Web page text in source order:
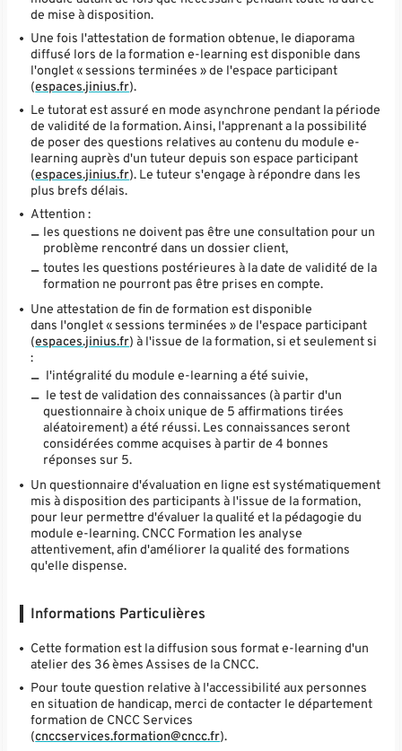
de mise à disposition.
Une fois l'attestation de formation obtenue, le diaporama
diffusé lors de la formation e-learning est disponible dans
l'onglet « sessions terminées » de l'espace participant
(espaces.jinius.fr).
Le tutorat est assuré en mode asynchrone pendant la période
de validité de la formation. Ainsi, l'apprenant a la possibilité
de poser des questions relatives au contenu du module e-
learning auprès d'un tuteur depuis son espace participant
(espaces.jinius.fr). Le tuteur s'engage à répondre dans les
plus brefs délais.
Attention :
les questions ne doivent pas être une consultation pour un
problème rencontré dans un dossier client,
toutes les questions postérieures à la date de validité de la
formation ne pourront pas être prises en compte.
Une attestation de fin de formation est disponible
dans l'onglet « sessions terminées » de l'espace participant
(espaces.jinius.fr) à l'issue de la formation, si et seulement si
:
l'intégralité du module e-learning a été suivie,
le test de validation des connaissances (à partir d'un
questionnaire à choix unique de 5 affirmations tirées
aléatoirement) a été réussi. Les connaissances seront
considérées comme acquises à partir de 4 bonnes
réponses sur 5.
Un questionnaire d'évaluation en ligne est systématiquement
mis à disposition des participants à l'issue de la formation,
pour leur permettre d'évaluer la qualité et la pédagogie du
module e-learning. CNCC Formation les analyse
attentivement, afin d'améliorer la qualité des formations
qu'elle dispense.
Informations Particulières
Cette formation est la diffusion sous format e-learning d'un
atelier des 36 èmes Assises de la CNCC.
Pour toute question relative à l'accessibilité aux personnes
en situation de handicap, merci de contacter le département
formation de CNCC Services
(cnccservices.formation@cncc.fr).